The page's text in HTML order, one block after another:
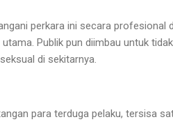
perkara ini secara profesional
Publik pun diimbau untuk
di sekitarnya.
para terduga pelaku, tersisa